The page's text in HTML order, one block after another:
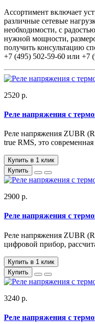
Ассортимент включает
различные сетевые
необходимости, с
нужной мощности,
получить консультацию
+7 (495) 502-59-60 или +7
2520 р.
Реле напряжения с
Реле напряжения ZUBR
true RMS, это
Купить в 1 клик
Купить
2900 р.
Реле напряжения с
Реле напряжения ZUBR
цифровой прибор,
Купить в 1 клик
Купить
3240 р.
Реле напряжения с